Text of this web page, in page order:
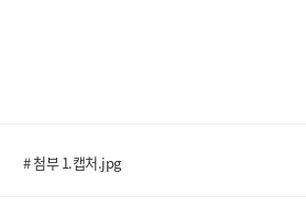
# 첨부 1.캡처.jpg